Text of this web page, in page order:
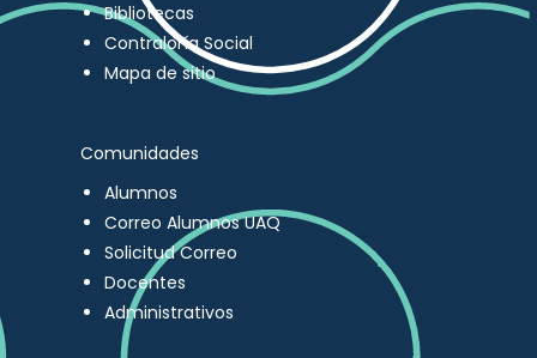
Bibliotecas
Contraloría Social
Mapa de sitio
Comunidades
Alumnos
Correo Alumnos UAQ
Solicitud Correo
Docentes
Administrativos